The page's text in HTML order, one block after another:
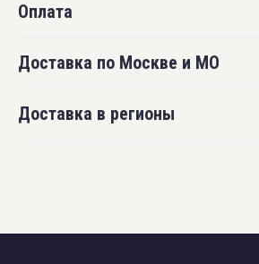
Оплата
Доставка по Москве и МО
Доставка в регионы